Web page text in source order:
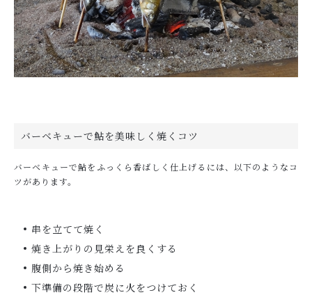
バーベキューで鮎を美味しく焼くコツ
バーベキューで鮎をふっくら香ばしく仕上げるには、以下のようなコ
ツがあります。
串を立てて焼く
焼き上がりの見栄えを良くする
腹側から焼き始める
下準備の段階で炭に火をつけておく